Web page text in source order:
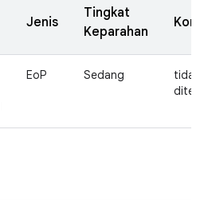
Jenis
Tingkat
Keparahan
EoP Sedang
tidak